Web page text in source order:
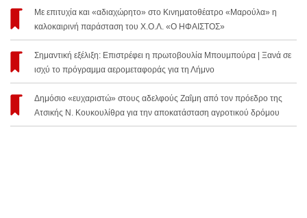
Με επιτυχία και «αδιαχώρητο» στο Κινηματοθέατρο «Μαρούλα» η
καλοκαιρινή παράσταση του Χ.Ο.Λ. «Ο ΗΦΑΙΣΤΟΣ»
Σημαντική εξέλιξη: Επιστρέφει η πρωτοβουλία Μπουμπούρα | Ξανά σε
ισχύ το πρόγραμμα αερομεταφοράς για τη Λήμνο
Δημόσιο «ευχαριστώ» στους αδελφούς Ζαΐμη από τον πρόεδρο της
Ατσικής Ν. Κουκουλίθρα για την αποκατάσταση αγροτικού δρόμου